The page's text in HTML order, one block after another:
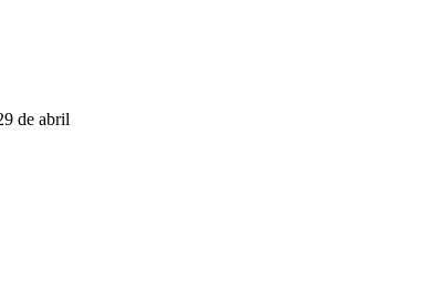
de abril